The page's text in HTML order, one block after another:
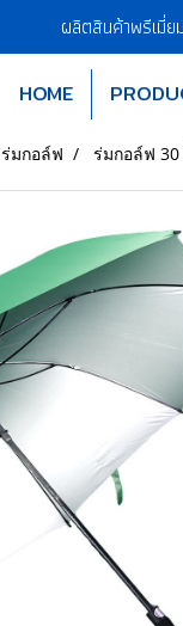
ผลิตสินค้าพรีเมี่
HOME
ร่มกอล์ฟ ร่มกอล์ฟ 30